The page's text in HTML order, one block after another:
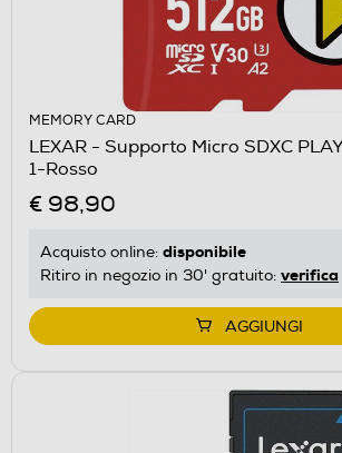
MEMORY CARD
LEXAR - Supporto Micro SDXC
1-Rosso
€ 98,90
Acquisto online: disponibile
Ritiro in negozio in 30' gratuito: verifica
AGGIUNGI